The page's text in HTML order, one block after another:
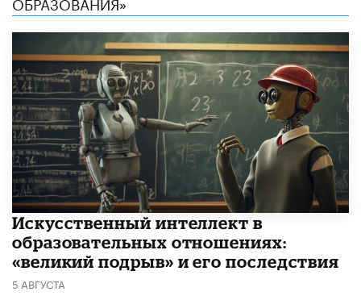
​Искусственный интеллект в
образовательных отношениях:
«великий подрыв» и его последствия
5 АВГУСТА